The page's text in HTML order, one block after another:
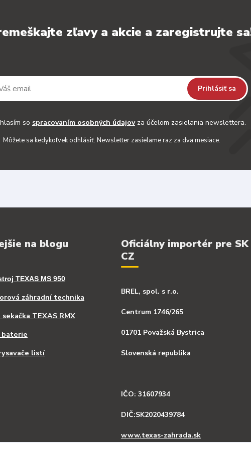
zľavy a akcie a zaregistrujte
Prihlásiť sa
so spracovaním osobných údajovza účelom zasielania newslettera.
Môžete sa kedykoľvek odhlásiť. Newsletter zasielame raz za dva mesiace.
na blogu
TEXAS MS 950
záhradní technika
TEXAS RMX
listí
Oficiálny importér pre SK
CZ
BREL, spol. s r.o.
Centrum 1746/265
01701 Považská Bystrica
Slovenská republika
IČO: 31607934
DIČ:SK2020439784
www.texas-zahrada.sk